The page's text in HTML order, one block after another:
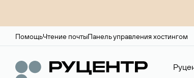
ПомощьЧтение почтыПанель управления хостингом